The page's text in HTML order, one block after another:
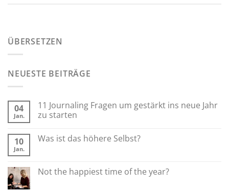
ÜBERSETZEN
NEUESTE BEITRÄGE
04
Jan.
11 Journaling Fragen um gestärkt ins neue Jahr
zu starten
10
Jan.
Was ist das höhere Selbst?
Not the happiest time of the year?